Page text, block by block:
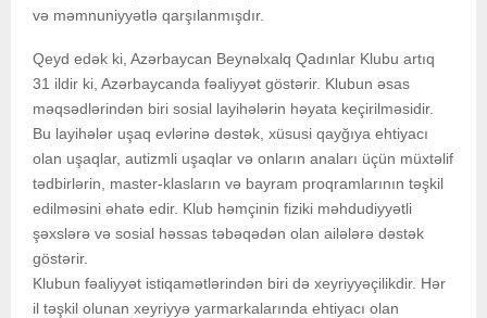
və məmnuniyyətlə qarşılanmışdır.
Qeyd edək ki, Azərbaycan Beynəlxalq Qadınlar Klubu artıq
31 ildir ki, Azərbaycanda fəaliyyət göstərir. Klubun əsas
məqsədlərindən biri sosial layihələrin həyata keçirilməsidir.
Bu layihələr uşaq evlərinə dəstək, xüsusi qayğıya ehtiyacı
olan uşaqlar, autizmli uşaqlar və onların anaları üçün müxtəlif
tədbirlərin, master-klasların və bayram proqramlarının təşkil
edilməsini əhatə edir. Klub həmçinin fiziki məhdudiyyətli
şəxslərə və sosial həssas təbəqədən olan ailələrə dəstək
göstərir.
Klubun fəaliyyət istiqamətlərindən biri də xeyriyyəçilikdir. Hər
il təşkil olunan xeyriyyə yarmarkalarında ehtiyacı olan